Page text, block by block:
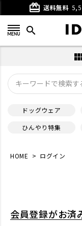
card_giftcard 送料無料
search
ドッグウェア
ひんやり特集
HOME ログイン
会員登録がお済